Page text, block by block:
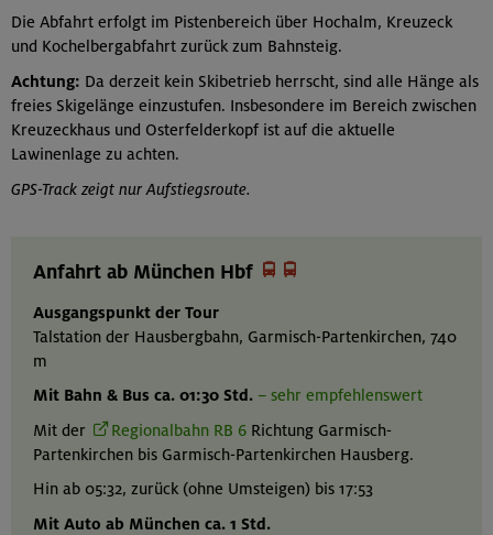
Die Abfahrt erfolgt im Pistenbereich über Hochalm, Kreuzeck
und Kochelbergabfahrt zurück zum Bahnsteig.
Achtung: Da derzeit kein Skibetrieb herrscht, sind alle Hänge als
freies Skigelänge einzustufen. Insbesondere im Bereich zwischen
Kreuzeckhaus und Osterfelderkopf ist auf die aktuelle
Lawinenlage zu achten.
GPS-Track zeigt nur Aufstiegsroute.
Anfahrt ab München Hbf  
Ausgangspunkt der Tour
Talstation der Hausbergbahn, Garmisch-Partenkirchen, 740
m
Mit Bahn & Bus ca. 01:30 Std. – sehr empfehlenswert
Mit der
Regionalbahn RB 6 Richtung Garmisch-
Partenkirchen bis Garmisch-Partenkirchen Hausberg.
Hin ab 05:32, zurück (ohne Umsteigen) bis 17:53
Mit Auto ab München ca. 1 Std.